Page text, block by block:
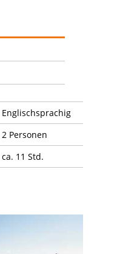
Englischsprachig
2 Personen
ca. 11 Std.